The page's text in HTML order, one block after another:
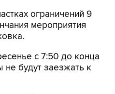
с 7:50 до конца
9 августа в